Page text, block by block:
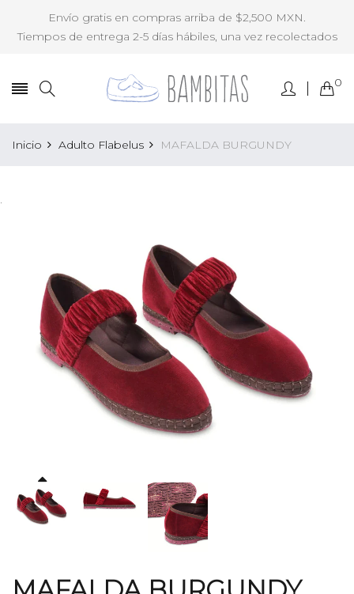
Envío gratis en compras arriba de $2,500 MXN.
Tiempos de entrega 2-5 días hábiles, una vez recolectados
0
Inicio Adulto Flabelus MAFALDA BURGUNDY
.